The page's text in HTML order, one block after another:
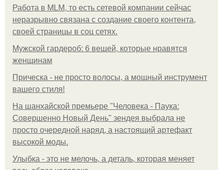
Работа в MLM, то есть сетевой компании сейчас
неразрывно связана с создание своего контента,
своей страницы в соц сетях.
Мужской гардероб: 6 вещей, которые нравятся
женщинам
Прическа - не просто волосы, а мощный инструмент
вашего стиля!
На шанхайской премьере "Человека - Паука:
Совершенно Новый День" зендея выбрала не
просто очередной наряд, а настоящий артефакт
высокой моды.
Улыбка - это не мелочь, а деталь, которая меняет